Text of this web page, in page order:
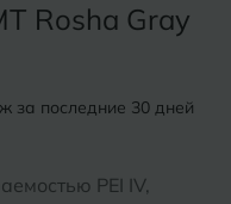
Rosha Gray
за последние 30 дней
PEI IV,